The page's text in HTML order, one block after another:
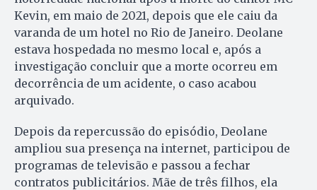
Kevin, em maio de 2021, depois que ele caiu da
varanda de um hotel no Rio de Janeiro. Deolane
estava hospedada no mesmo local e, após a
investigação concluir que a morte ocorreu em
decorrência de um acidente, o caso acabou
arquivado.
Depois da repercussão do episódio, Deolane
ampliou sua presença na internet, participou de
programas de televisão e passou a fechar
contratos publicitários. Mãe de três filhos, ela